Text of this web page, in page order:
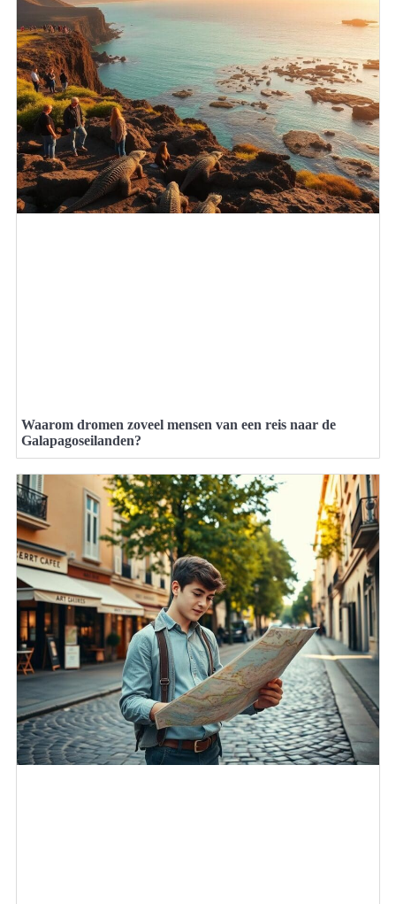
Waarom dromen zoveel mensen van een reis naar de
Galapagoseilanden?